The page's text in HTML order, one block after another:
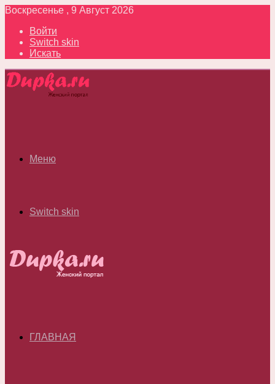
Воскресенье , 9 Август 2026
Войти
Switch skin
Искать
Меню
Switch skin
ГЛАВНАЯ